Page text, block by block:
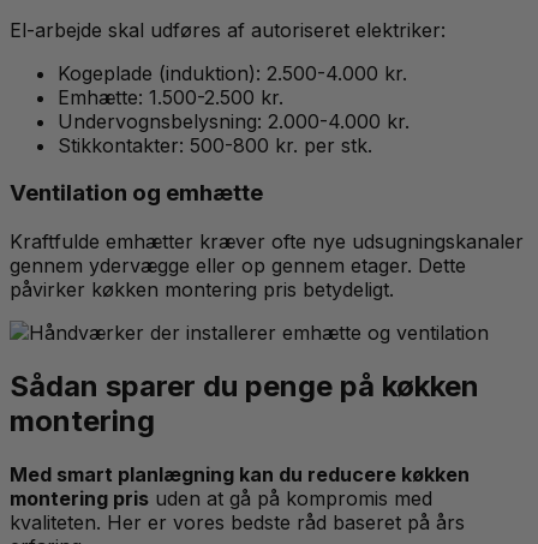
El-arbejde skal udføres af autoriseret elektriker:
Kogeplade (induktion): 2.500-4.000 kr.
Emhætte: 1.500-2.500 kr.
Undervognsbelysning: 2.000-4.000 kr.
Stikkontakter: 500-800 kr. per stk.
Ventilation og emhætte
Kraftfulde emhætter kræver ofte nye udsugningskanaler
gennem ydervægge eller op gennem etager. Dette
påvirker køkken montering pris betydeligt.
Sådan sparer du penge på køkken
montering
Med smart planlægning kan du reducere køkken
montering pris uden at gå på kompromis med
kvaliteten. Her er vores bedste råd baseret på års